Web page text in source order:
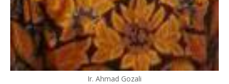
Ir. Ahmad Gozali